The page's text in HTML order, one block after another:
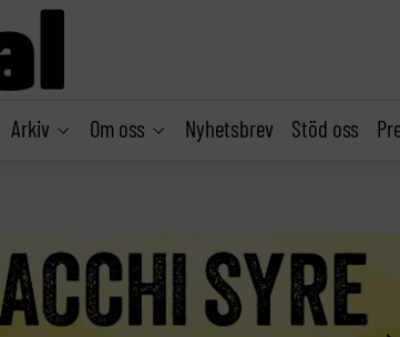
Arkiv Om oss Nyhetsbrev Stöd oss